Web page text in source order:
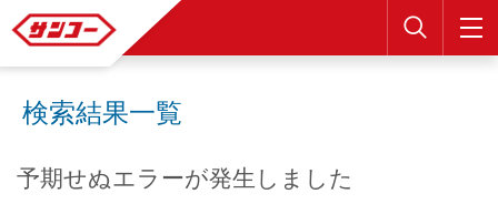
検索
検索結果一覧
予期せぬエラーが発生しました